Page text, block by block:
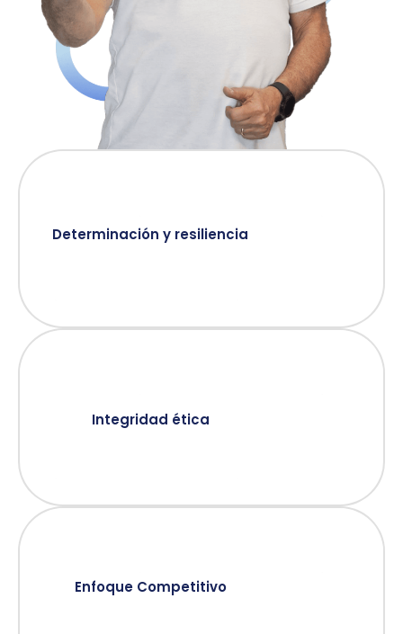
Determinación y resiliencia
Integridad ética
Enfoque Competitivo